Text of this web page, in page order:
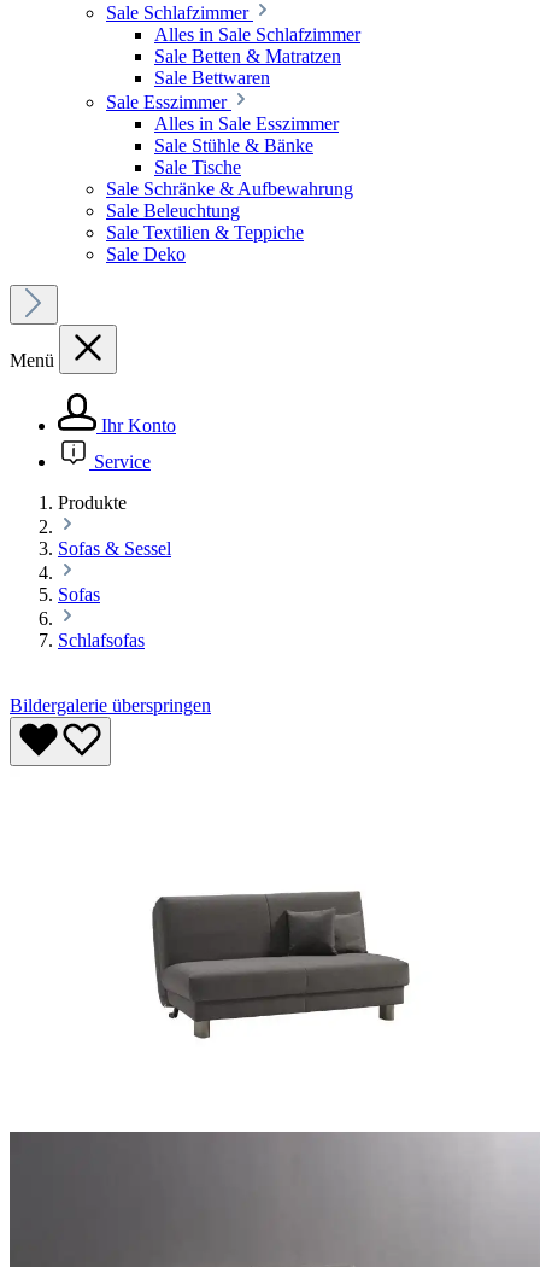
Sale Schlafzimmer
Alles in Sale Schlafzimmer
Sale Betten & Matratzen
Sale Bettwaren
Sale Esszimmer
Alles in Sale Esszimmer
Sale Stühle & Bänke
Sale Tische
Sale Schränke & Aufbewahrung
Sale Beleuchtung
Sale Textilien & Teppiche
Sale Deko
Menü
Ihr Konto
Service
Produkte
Sofas & Sessel
Sofas
Schlafsofas
Bildergalerie überspringen